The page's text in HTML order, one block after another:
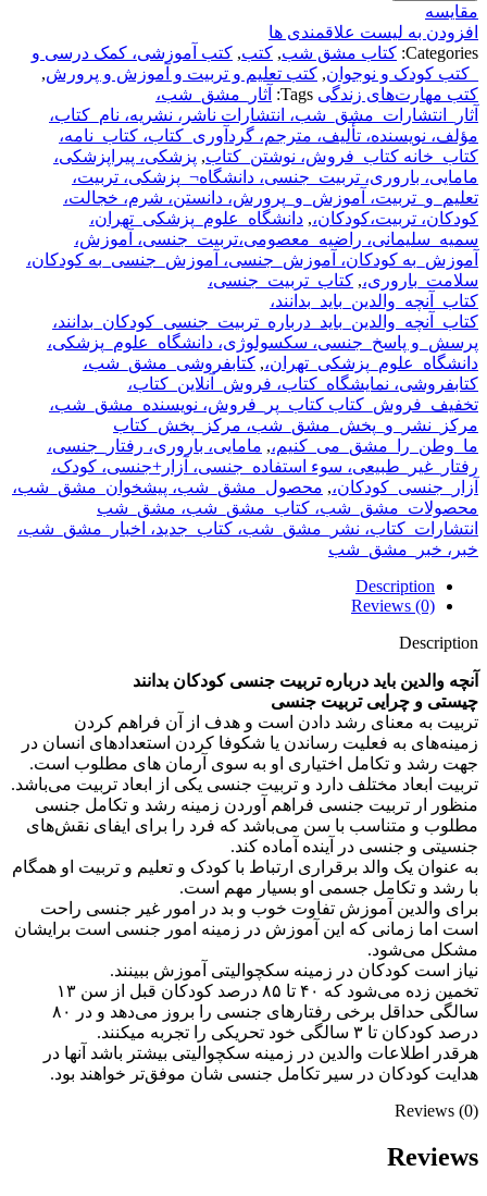
مقایسه
افزودن به لیست علاقمندی ها
Categories: کتاب مشق شب, کتب, کتب آموزشی، کمک درسی و
_کتب کودک و نوجوان, کتب تعلیم و تربیت و آموزش و پرورش,
کتب مهارت‌های زندگی Tags:
آثار_مشق_شب،
آثار_انتشارات_مشق_شب، انتشارات ناشر، نشریه، نام_کتاب،
مؤلف، نویسنده، تألیف، مترجم، گردآوری_کتاب، کتاب_نامه،
کتاب_خانه کتاب_فروش، نوشتن_کتاب, پزشکی، پیراپزشکی،
مامایی، باروری، تربیت_جنسی، دانشگاه¬_پزشکی، تربیت،
تعلیم_و_تربیت، آموزش_و_پرورش، دانستن، شرم، خجالت،
کودکان، تربیت،کودکان،, دانشگاه_علوم_پزشکی_تهران،
سمیه_سلیمانی، راضیه_معصومی،تربیت_جنسی، آموزش،
آموزش_به کودکان، آموزش_جنسی، آموزش_جنسی_به کودکان،
سلامت_باروری،, کتاب_تربیت_جنسی،
کتاب_آنچه_والدین_باید_بدانند،
کتاب_آنچه_والدین_باید_درباره_تربیت_جنسی_کودکان_بدانند،
پرسش_و پاسخ_جنسی، سکسولوژی، دانشگاه_علوم_پزشکی،
دانشگاه_علوم_پزشکی_تهران،, کتابفروشی_مشق_شب،
کتابفروشی، نمایشگاه_کتاب، فروش_آنلاین_کتاب،
تخفیف_فروش_کتاب کتاب_پر_فروش، نویسنده_مشق_شب،
مرکز_نشر_و_پخش_مشق_شب، مرکز_پخش_کتاب
ما_وطن_را_مشق_می_کنیم،, مامایی، باروری، رفتار_جنسی،
رفتار_غیر_طبیعی، سوء استفاده_جنسی، آزار+جنسی، کودک،
آزار_جنسی_کودکان،, محصول_مشق_شب، پیشخوان_مشق_شب،
محصولات_مشق_شب، کتاب_مشق_شب، مشق_شب
انتشارات_کتاب، نشر_مشق_شب، کتاب_جدید، اخبار_مشق_شب،
خبر، خبر_مشق_شب
Description
Reviews (0)
Description
آنچه والدین باید درباره تربیت جنسی کودکان بدانند
چیستی و چرایی تربیت جنسی
تربیت به معنای رشد دادن است و هدف از آن فراهم کردن
زمینه‌های به فعلیت رساندن یا شکوفا کردن استعدادهای انسان در
جهت رشد و تکامل اختیاری او به سوی آرمان های مطلوب است.
تربیت ابعاد مختلف دارد و تربیت جنسی یکی از ابعاد تربیت می‌باشد.
منظور ار تربیت جنسی فراهم آوردن زمینه رشد و تکامل جنسی
مطلوب و متناسب با سن می‌باشد که فرد را برای ایفای نقش‌های
جنسیتی و جنسی در آینده آماده کند.
به عنوان یک والد برقراری ارتباط با کودک و تعلیم و تربیت او همگام
با رشد و تکامل جسمی او بسیار مهم است.
برای والدین آموزش تفاوت خوب و بد در امور غیر جنسی راحت
است اما زمانی که این آموزش در زمینه امور جنسی است برایشان
مشکل می‌شود.
نیاز است کودکان در زمینه سکچوالیتی آموزش ببینند.
تخمین زده می‌شود که ۴۰ تا ۸۵ درصد کودکان قبل از سن ۱۳
سالگی حداقل برخی رفتارهای جنسی را بروز می‌دهد و در ۸۰
درصد کودکان تا ۳ سالگی خود تحریکی را تجربه میکنند.
هرقدر اطلاعات والدین در زمینه سکچوالیتی بیشتر باشد آنها در
هدایت کودکان در سیر تکامل جنسی شان موفق‌تر خواهند بود.
Reviews (0)
Reviews